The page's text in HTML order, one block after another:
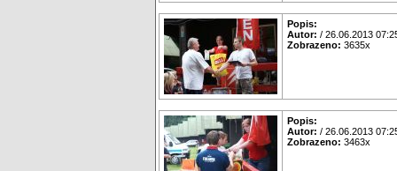
Popis:
Autor: / 26.06.2013
Zobrazeno: 3635x
Popis:
Autor: / 26.06.2013
Zobrazeno: 3463x